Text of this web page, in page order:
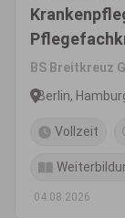
BS Breitkreuz
Berlin,
Vollzeit
04.08.2026